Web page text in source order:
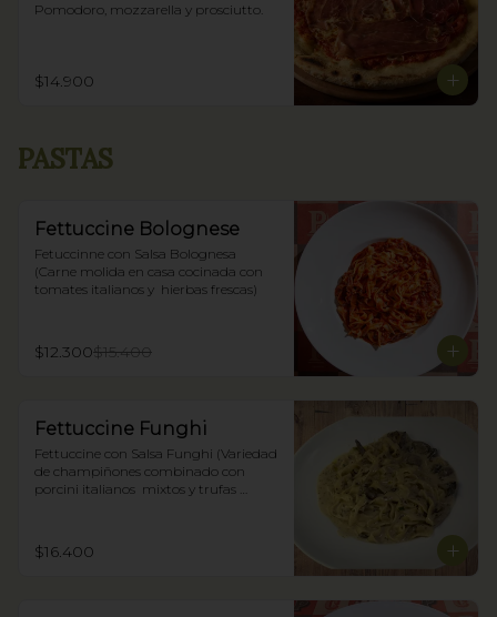
Pomodoro, mozzarella y prosciutto.
$14.900
PASTAS
Fettuccine Bolognese
Fetuccinne con Salsa Bolognesa
(Carne molida en casa cocinada con
tomates italianos y  hierbas frescas)
$12.300$15.400
Fettuccine Funghi
Fettuccine con Salsa Funghi (Variedad
de champiñones combinado con
porcini italianos  mixtos y trufas
$16.400